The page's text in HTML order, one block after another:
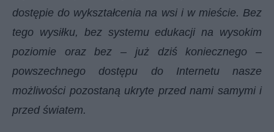
dostępie do wykształcenia na wsi i w mieście. Bez
tego wysiłku, bez systemu edukacji na wysokim
poziomie oraz bez – już dziś koniecznego –
powszechnego dostępu do Internetu nasze
możliwości pozostaną ukryte przed nami samymi i
przed światem.